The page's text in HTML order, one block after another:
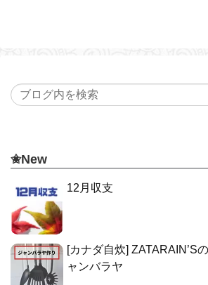
✬New
12月収支
[カナダ自炊] ZATARAIN’S
ャンバラヤ